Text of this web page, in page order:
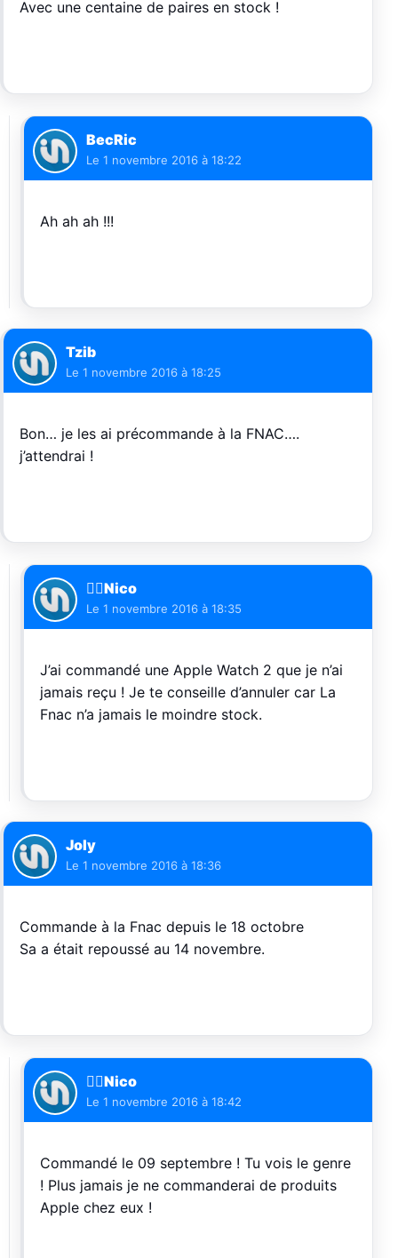
Avec une centaine de paires en stock !
BecRic
Le 1 novembre 2016 à 18:22
Ah ah ah !!!
Tzib
Le 1 novembre 2016 à 18:25
Bon… je les ai précommande à la FNAC….
j’attendrai !
🏄🏽Nico
Le 1 novembre 2016 à 18:35
J’ai commandé une Apple Watch 2 que je n’ai
jamais reçu ! Je te conseille d’annuler car La
Fnac n’a jamais le moindre stock.
Joly
Le 1 novembre 2016 à 18:36
Commande à la Fnac depuis le 18 octobre
Sa a était repoussé au 14 novembre.
🏄🏽Nico
Le 1 novembre 2016 à 18:42
Commandé le 09 septembre ! Tu vois le genre
! Plus jamais je ne commanderai de produits
Apple chez eux !